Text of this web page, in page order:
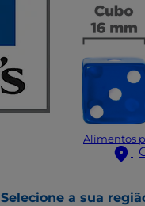
Alimentos
Selecione a sua